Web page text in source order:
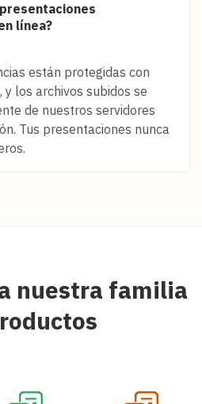
línea?
están protegidas con
los archivos subidos se
de nuestros servidores
Tus presentaciones nunca
nuestra familia